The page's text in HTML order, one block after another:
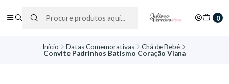
0
Início Datas Comemorativas
Chá de Bebé
Convite Padrinhos Batismo Coração Viana